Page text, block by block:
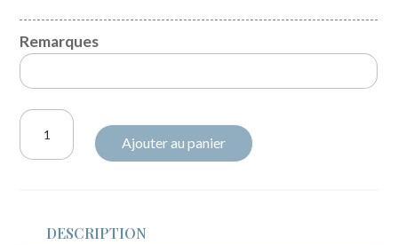
Remarques
quantité
Betsy
Ajouter au panier
DESCRIPTION